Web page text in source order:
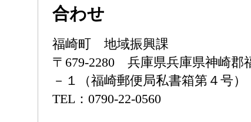
合わせ
福崎町 地域振興課
〒679-2280 兵庫県兵庫県神崎郡
－１（福崎郵便局私書箱第４号）
TEL：0790-22-0560